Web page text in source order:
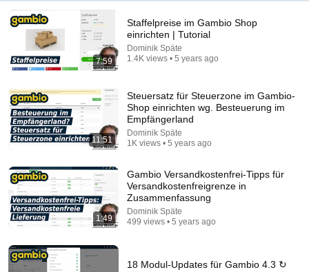
A Tiny Whispering Voice – Bishop Barron's Sunday
Bishop Robert Barron
New
61K views
7:59
Staffelpreise im Gambio Shop
einrichten | Tutorial
Dominik Späte
1.4K views • 5 years ago
11:51
Steuersatz für Steuerzone im Gambio-
Shop einrichten wg. Besteuerung im
Empfängerland
Dominik Späte
1K views • 5 years ago
1:49
Gambio Versandkostenfrei-Tipps für
Versandkostenfreigrenze in
Zusammenfassung
Dominik Späte
499 views • 5 years ago
18 Modul-Updates für Gambio 4.3 ↻